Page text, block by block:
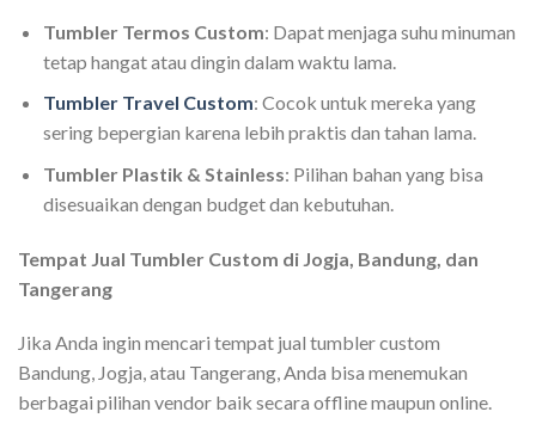
Tumbler Termos Custom: Dapat menjaga suhu minuman
tetap hangat atau dingin dalam waktu lama.
Tumbler Travel Custom: Cocok untuk mereka yang
sering bepergian karena lebih praktis dan tahan lama.
Tumbler Plastik & Stainless: Pilihan bahan yang bisa
disesuaikan dengan budget dan kebutuhan.
Tempat Jual Tumbler Custom di Jogja, Bandung, dan
Tangerang
Jika Anda ingin mencari tempat jual tumbler custom
Bandung, Jogja, atau Tangerang, Anda bisa menemukan
berbagai pilihan vendor baik secara offline maupun online.